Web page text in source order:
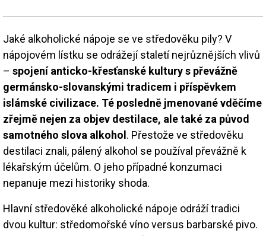
Jaké alkoholické nápoje se ve středověku pily? V
nápojovém lístku se odrážejí staletí nejrůznějších vlivů
– spojení anticko-křesťanské kultury s převážně
germánsko-slovanskými tradicem i příspěvkem
islámské civilizace. Té posledně jmenované vděčíme
zřejmě nejen za objev destilace, ale také za původ
samotného slova alkohol. Přestože ve středověku
destilaci znali, pálený alkohol se používal převážně k
lékařským účelům. O jeho případné konzumaci
nepanuje mezi historiky shoda.
Hlavní středověké alkoholické nápoje odráží tradici
dvou kultur: středomořské víno versus barbarské pivo.